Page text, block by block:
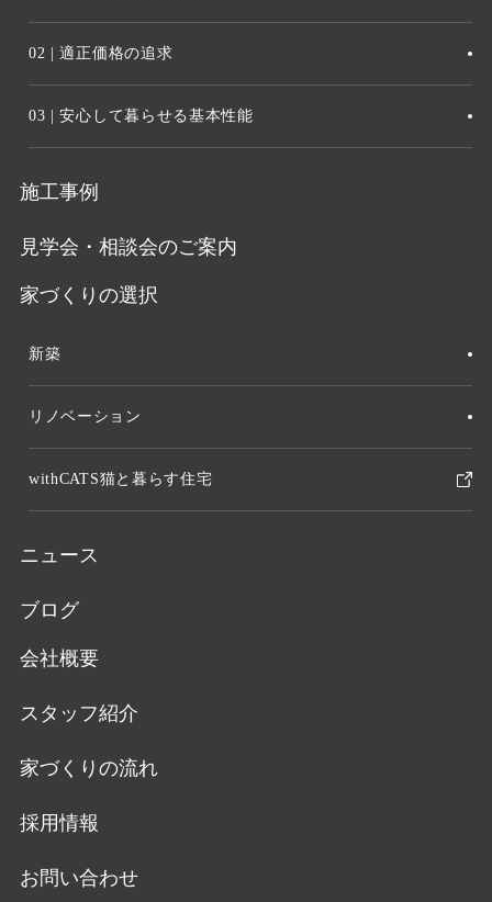
02 | 適正価格の追求
03 | 安心して暮らせる基本性能
施工事例
見学会・相談会のご案内
家づくりの選択
新築
リノベーション
withCATS猫と暮らす住宅
ニュース
ブログ
会社概要
スタッフ紹介
家づくりの流れ
採用情報
お問い合わせ